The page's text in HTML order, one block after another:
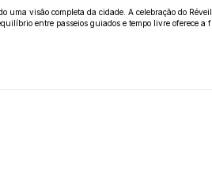
visão completa da cidade. A celebração do
entre passeios guiados e tempo livre oferece